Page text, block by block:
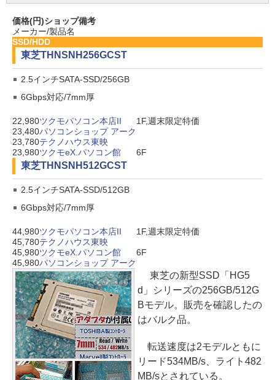
価格(円)ショップ備考
メーカー/製品名
SSD/HDD
東芝THNSNH256GCST
2.5インチSATA-SSD/256GB
6Gbps対応/7mm厚
22,980ツクモパソコン本店II
1F,週末限定特価
23,480パソコンショップ アーク
23,780テクノハウス東映
23,980ツクモeX.パソコン館 6F
東芝THNSNH512GCST
2.5インチSATA-SSD/512GB
6Gbps対応/7mm厚
44,980ツクモパソコン本店II
1F,週末限定特価
45,780テクノハウス東映
45,980ツクモeX.パソコン館
6F
45,980パソコンショップ アーク
東芝の新型SSD「HG5
d」シリーズの256GB/512G
Bモデル。販売を確認したの
はバルク品。
転送速度は2モデルともに
リード534MB/s、ライト482
MB/sとされている。